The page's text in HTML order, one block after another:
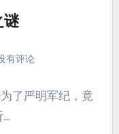
谜
有评论
了严明军纪，竟
…